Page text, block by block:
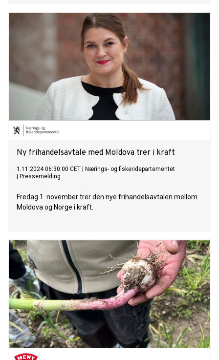
Ny frihandelsavtale med Moldova trer i kraft
1.11.2024 06:30:00 CET
Nærings- og fiskeridepartementet
Pressemelding
Fredag 1. november trer den nye frihandelsavtalen mellom
Moldova og Norge i kraft.